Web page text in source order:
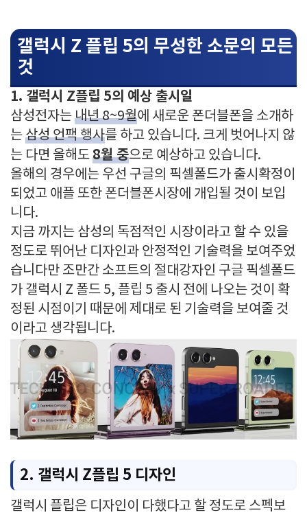
갤럭시 Z 플립 5의 무성한 소문의 모든
것
1. 갤럭시 Z플립 5의 예상 출시일
삼성전자는내년 8~9월에 새로운 폰더블폰을 소개하
는삼성 언팩 행사를 하고 있습니다. 크게 벗어나지 않
는 다면 올해도8월 중으로 예상하고 있습니다.
올해의 경우에는 우선 구글의 픽셀폴드가 출시확정이
되었고 애플 또한 폰더블폰시장에 개입될 것이 보입
니다.
지금 까지는 삼성의 독점적인 시장이라고 할 수 있을
정도로 뛰어난 디자인과 안정적인 기술력을 보여주었
습니다만 조만간 소프트의 절대강자인 구글 픽셀폴드
가 갤럭시 Z 폴드 5, 플립 5 출시 전에 나오는 것이 확
정된 시점이기 때문에 제대로 된 기술력을 보여줄 것
이라고 생각됩니다.
2. 갤럭시 Z플립 5 디자인
갤럭시 플립은 디자인이 다했다고 할 정도로 스펙보